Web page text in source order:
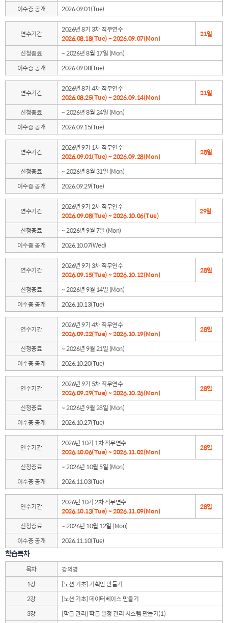
이수증 공개
2026.09.01(Tue)
연수기간
2026년 8기 3차 직무연수
2026.08.18(Tue) ~ 2026.09.07(Mon)
21일
신청종료
~ 2026년 8월 17일 (Mon)
이수증 공개
2026.09.08(Tue)
연수기간
2026년 8기 4차 직무연수
2026.08.25(Tue) ~ 2026.09.14(Mon)
21일
신청종료
~ 2026년 8월 24일 (Mon)
이수증 공개
2026.09.15(Tue)
연수기간
2026년 9기 1차 직무연수
2026.09.01(Tue) ~ 2026.09.28(Mon)
28일
신청종료
~ 2026년 8월 31일 (Mon)
이수증 공개
2026.09.29(Tue)
연수기간
2026년 9기 2차 직무연수
2026.09.08(Tue) ~ 2026.10.06(Tue)
29일
신청종료
~ 2026년 9월 7일 (Mon)
이수증 공개
2026.10.07(Wed)
연수기간
2026년 9기 3차 직무연수
2026.09.15(Tue) ~ 2026.10.12(Mon)
28일
신청종료
~ 2026년 9월 14일 (Mon)
이수증 공개
2026.10.13(Tue)
연수기간
2026년 9기 4차 직무연수
2026.09.22(Tue) ~ 2026.10.19(Mon)
28일
신청종료
~ 2026년 9월 21일 (Mon)
이수증 공개
2026.10.20(Tue)
연수기간
2026년 9기 5차 직무연수
2026.09.29(Tue) ~ 2026.10.26(Mon)
28일
신청종료
~ 2026년 9월 28일 (Mon)
이수증 공개
2026.10.27(Tue)
연수기간
2026년 10기 1차 직무연수
2026.10.06(Tue) ~ 2026.11.02(Mon)
28일
신청종료
~ 2026년 10월 5일 (Mon)
이수증 공개
2026.11.03(Tue)
연수기간
2026년 10기 2차 직무연수
2026.10.13(Tue) ~ 2026.11.09(Mon)
28일
신청종료
~ 2026년 10월 12일 (Mon)
이수증 공개
2026.11.10(Tue)
학습목차
목차
강의명
1강
[노션 기초] 기획안 만들기
2강
[노션 기초] 데이터베이스 만들기
3강
[학급 관리] 학급 일정 관리 시스템 만들기(1)